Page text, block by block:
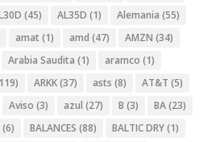
(45) AL35D (1) Alemania (55)
amat (1) amd (47) AMZN (34)
Arabia Saudita (1) aramco (1)
ARKK(37) asts (8) AT&T (5)
Aviso (3) azul (27) B (3) BA(23)
(6) BALANCES (88) BALTIC DRY(1)